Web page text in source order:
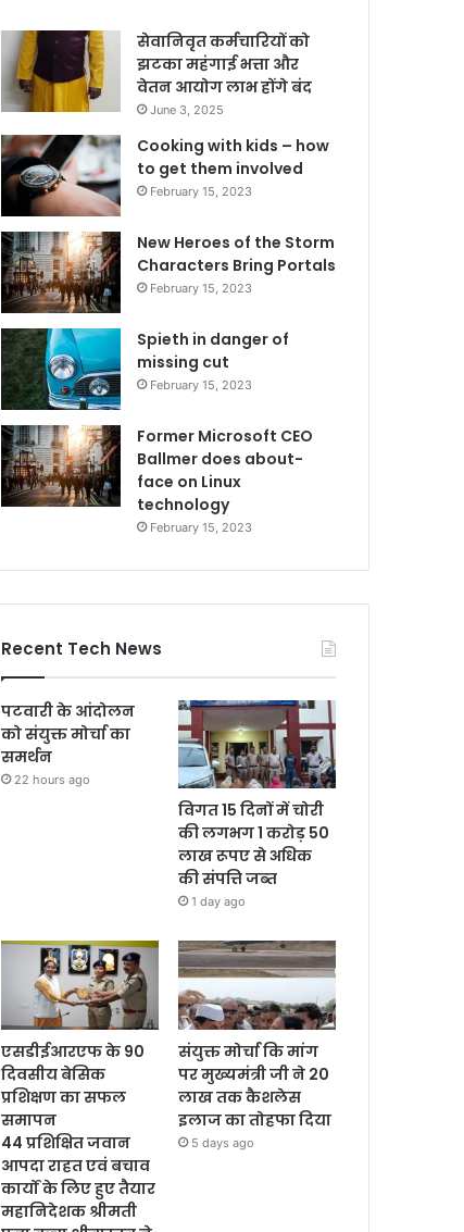
सेवानिवृत कर्मचारियों को
झटका महंगाई भत्ता और
वेतन आयोग लाभ होंगे बंद
June 3, 2025
Cooking with kids – how
to get them involved
February 15, 2023
New Heroes of the Storm
Characters Bring Portals
February 15, 2023
Spieth in danger of
missing cut
February 15, 2023
Former Microsoft CEO
Ballmer does about-
face on Linux
technology
February 15, 2023
Recent Tech News
पटवारी के आंदोलन
को संयुक्त मोर्चा का
समर्थन
22 hours ago
विगत 15 दिनों में चोरी
की लगभग 1 करोड़ 50
लाख रूपए से अधिक
की संपत्ति जब्‍त
1 day ago
एसडीईआरएफ के 90
दिवसीय बेसिक
प्रशिक्षण का सफल
समापन
44 प्रशिक्षित जवान
आपदा राहत एवं बचाव
कार्यों के लिए हुए तैयार
महानिदेशक श्रीमती
संयुक्त मोर्चा कि मांग
पर मुख्यमंत्री जी ने 20
लाख तक कैशलेस
इलाज का तोहफा दिया
5 days ago